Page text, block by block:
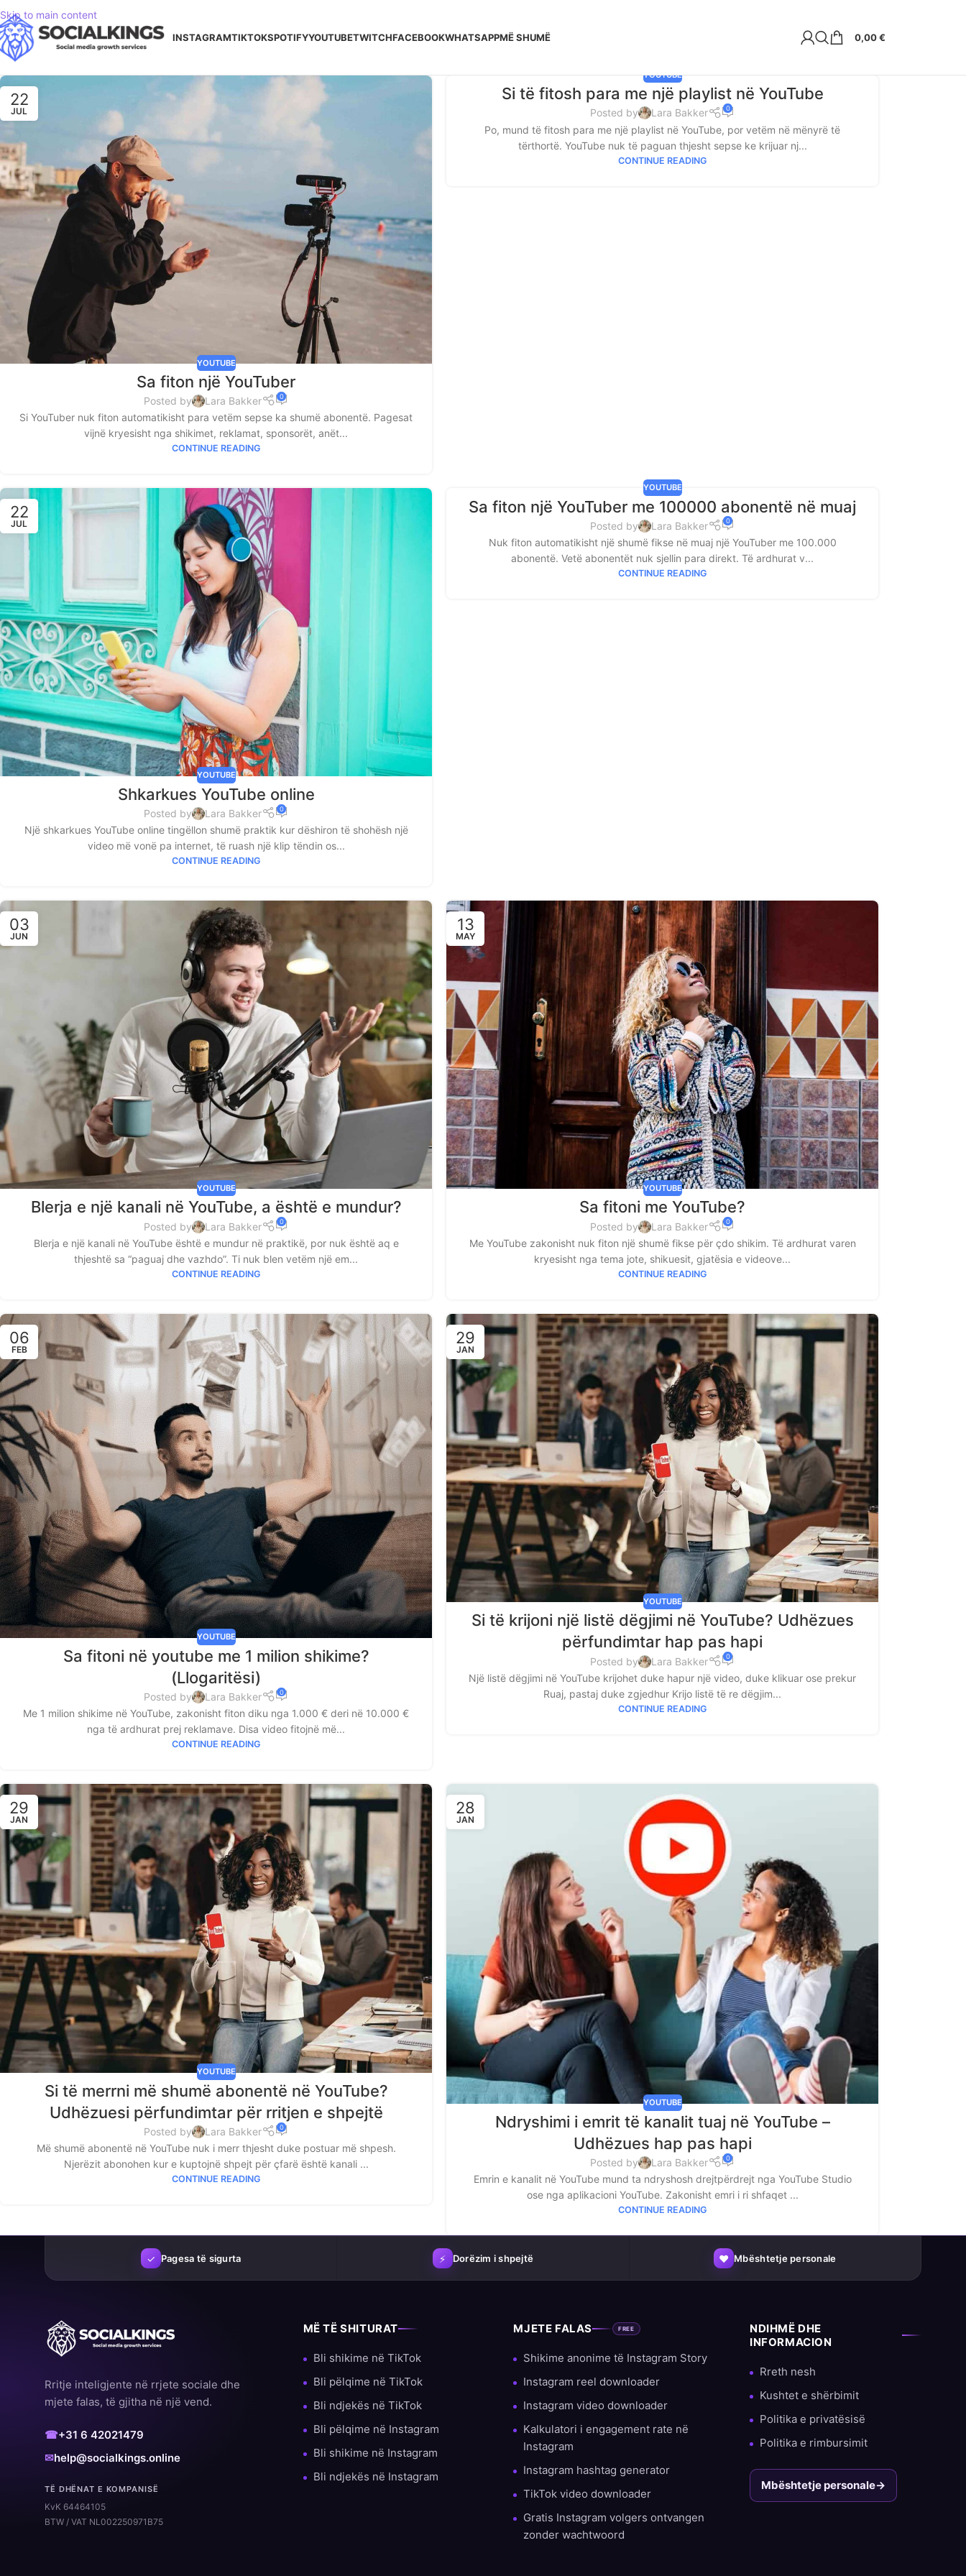
Skip to main content
INSTAGRAMTIKTOKSPOTIFYYOUTUBETWITCHFACEBOOKWHATSAPPMË SHUMË 0,00€
22
JUL
YOUTUBE
Sa fiton një YouTuber
Posted by Lara Bakker 0
Si YouTuber nuk fiton automatikisht para vetëm sepse ka shumë abonentë. Pagesat
vijnë kryesisht nga shikimet, reklamat, sponsorët, anët...
CONTINUE READING
YOUTUBE
Si të fitosh para me një playlist në YouTube
Posted by Lara Bakker 0
Po, mund të fitosh para me një playlist në YouTube, por vetëm në mënyrë të
tërthortë. YouTube nuk të paguan thjesht sepse ke krijuar nj...
CONTINUE READING
22
JUL
YOUTUBE
Shkarkues YouTube online
Posted by Lara Bakker 0
Një shkarkues YouTube online tingëllon shumë praktik kur dëshiron të shohësh një
video më vonë pa internet, të ruash një klip tëndin os...
CONTINUE READING
YOUTUBE
Sa fiton një YouTuber me 100000 abonentë në muaj
Posted by Lara Bakker 0
Nuk fiton automatikisht një shumë fikse në muaj një YouTuber me 100.000
abonentë. Vetë abonentët nuk sjellin para direkt. Të ardhurat v...
CONTINUE READING
03
JUN
YOUTUBE
Blerja e një kanali në YouTube, a është e mundur?
Posted by Lara Bakker 0
Blerja e një kanali në YouTube është e mundur në praktikë, por nuk është aq e
thjeshtë sa “paguaj dhe vazhdo”. Ti nuk blen vetëm një em...
CONTINUE READING
13
MAY
YOUTUBE
Sa fitoni me YouTube?
Posted by Lara Bakker 0
Me YouTube zakonisht nuk fiton një shumë fikse për çdo shikim. Të ardhurat varen
kryesisht nga tema jote, shikuesit, gjatësia e videove...
CONTINUE READING
06
FEB
YOUTUBE
Sa fitoni në youtube me 1 milion shikime?
(Llogaritësi)
Posted by Lara Bakker 0
Me 1 milion shikime në YouTube, zakonisht fiton diku nga 1.000 € deri në 10.000 €
nga të ardhurat prej reklamave. Disa video fitojnë më...
CONTINUE READING
29
JAN
YOUTUBE
Si të krijoni një listë dëgjimi në YouTube? Udhëzues
përfundimtar hap pas hapi
Posted by Lara Bakker 0
Një listë dëgjimi në YouTube krijohet duke hapur një video, duke klikuar ose prekur
Ruaj, pastaj duke zgjedhur Krijo listë të re dëgjim...
CONTINUE READING
29
JAN
YOUTUBE
Si të merrni më shumë abonentë në YouTube?
Udhëzuesi përfundimtar për rritjen e shpejtë
Posted by Lara Bakker 0
Më shumë abonentë në YouTube nuk i merr thjesht duke postuar më shpesh.
Njerëzit abonohen kur e kuptojnë shpejt për çfarë është kanali ...
CONTINUE READING
28
JAN
YOUTUBE
Ndryshimi i emrit të kanalit tuaj në YouTube –
Udhëzues hap pas hapi
Posted by Lara Bakker 0
Emrin e kanalit në YouTube mund ta ndryshosh drejtpërdrejt nga YouTube Studio
ose nga aplikacioni YouTube. Zakonisht emri i ri shfaqet ...
CONTINUE READING
✓ Pagesa të sigurta ⚡ Dorëzim i shpejtë ♥ Mbështetje personale
Rritje inteligjente në rrjete sociale dhe
mjete falas, të gjitha në një vend.
☎+31 6 42021479
✉help@socialkings.online
TË DHËNAT E KOMPANISË
KvK 64464105
BTW / VAT NL002250971B75
MË TË SHITURAT
Bli shikime në TikTok
Bli pëlqime në TikTok
Bli ndjekës në TikTok
Bli pëlqime në Instagram
Bli shikime në Instagram
Bli ndjekës në Instagram
MJETE FALAS FREE
Shikime anonime të Instagram Story
Instagram reel downloader
Instagram video downloader
Kalkulatori i engagement rate në
Instagram
Instagram hashtag generator
TikTok video downloader
Gratis Instagram volgers ontvangen
zonder wachtwoord
NDIHMË DHE
INFORMACION
Rreth nesh
Kushtet e shërbimit
Politika e privatësisë
Politika e rimbursimit
Mbështetje personale→